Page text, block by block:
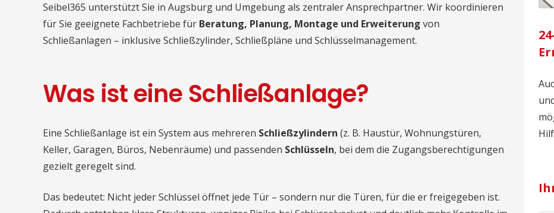
Seibel365 unterstützt Sie in Augsburg und Umgebung als zentraler Ansprechpartner. Wir koordinieren
für Sie geeignete Fachbetriebe für Beratung, Planung, Montage und Erweiterung von
Schließanlagen – inklusive Schließzylinder, Schließpläne und Schlüsselmanagement.
Was ist eine Schließanlage?
Eine Schließanlage ist ein System aus mehreren Schließzylindern (z. B. Haustür, Wohnungstüren,
Keller, Garagen, Büros, Nebenräume) und passenden Schlüsseln, bei dem die Zugangsberechtigungen
gezielt geregelt sind.
Das bedeutet: Nicht jeder Schlüssel öffnet jede Tür – sondern nur die Türen, für die er freigegeben ist.